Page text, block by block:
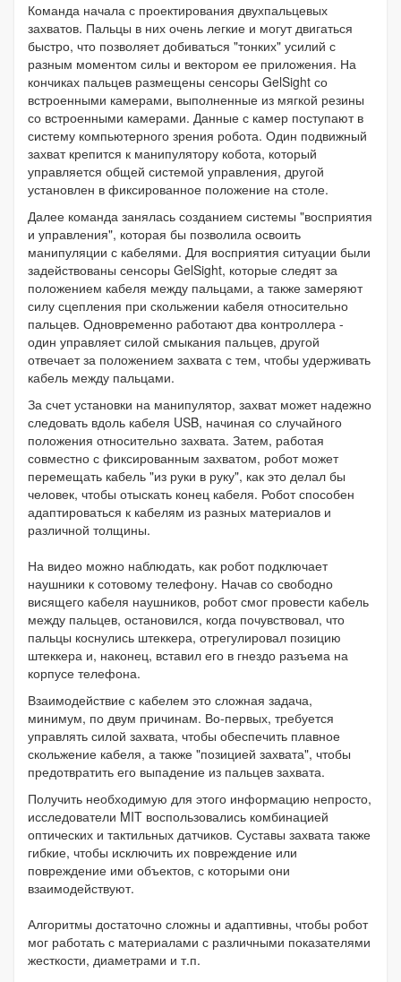
Команда начала с проектирования двухпальцевых
захватов. Пальцы в них очень легкие и могут двигаться
быстро, что позволяет добиваться "тонких" усилий с
разным моментом силы и вектором ее приложения. На
кончиках пальцев размещены сенсоры GelSight со
встроенными камерами, выполненные из мягкой резины
со встроенными камерами. Данные с камер поступают в
систему компьютерного зрения робота. Один подвижный
захват крепится к манипулятору кобота, который
управляется общей системой управления, другой
установлен в фиксированное положение на столе.
Далее команда занялась созданием системы "восприятия
и управления", которая бы позволила освоить
манипуляции с кабелями. Для восприятия ситуации были
задействованы сенсоры GelSight, которые следят за
положением кабеля между пальцами, а также замеряют
силу сцепления при скольжении кабеля относительно
пальцев. Одновременно работают два контроллера -
один управляет силой смыкания пальцев, другой
отвечает за положением захвата с тем, чтобы удерживать
кабель между пальцами.
За счет установки на манипулятор, захват может надежно
следовать вдоль кабеля USB, начиная со случайного
положения относительно захвата. Затем, работая
совместно с фиксированным захватом, робот может
перемещать кабель "из руки в руку", как это делал бы
человек, чтобы отыскать конец кабеля. Робот способен
адаптироваться к кабелям из разных материалов и
различной толщины.
На видео можно наблюдать, как робот подключает
наушники к сотовому телефону. Начав со свободно
висящего кабеля наушников, робот смог провести кабель
между пальцев, остановился, когда почувствовал, что
пальцы коснулись штеккера, отрегулировал позицию
штеккера и, наконец, вставил его в гнездо разъема на
корпусе телефона.
Взаимодействие с кабелем это сложная задача,
минимум, по двум причинам. Во-первых, требуется
управлять силой захвата, чтобы обеспечить плавное
скольжение кабеля, а также "позицией захвата", чтобы
предотвратить его выпадение из пальцев захвата.
Получить необходимую для этого информацию непросто,
исследователи MIT воспользовались комбинацией
оптических и тактильных датчиков. Суставы захвата также
гибкие, чтобы исключить их повреждение или
повреждение ими объектов, с которыми они
взаимодействуют.
Алгоритмы достаточно сложны и адаптивны, чтобы робот
мог работать с материалами с различными показателями
жесткости, диаметрами и т.п.